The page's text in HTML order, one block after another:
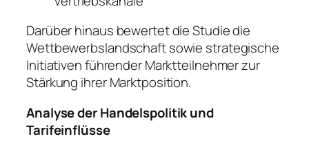
Darüber hinaus bewertet die Studie die
Wettbewerbslandschaft sowie strategische
Initiativen führender Marktteilnehmer zur
Stärkung ihrer Marktposition.
Analyse der Handelspolitik und
Tarifeinflüsse